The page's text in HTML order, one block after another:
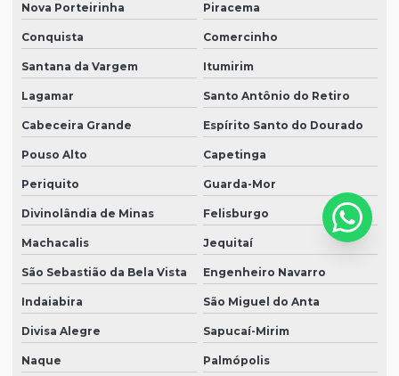
Nova Porteirinha Piracema
Conquista Comercinho
Santana da Vargem Itumirim
Lagamar Santo Antônio do Retiro
Cabeceira Grande Espírito Santo do Dourado
Pouso Alto Capetinga
Periquito Guarda-Mor
Divinolândia de Minas Felisburgo
Machacalis Jequitaí
São Sebastião da Bela Vista Engenheiro Navarro
Indaiabira São Miguel do Anta
Divisa Alegre Sapucaí-Mirim
Naque Palmópolis